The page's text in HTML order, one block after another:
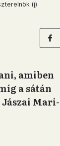
(j)
amiben
a sátán
Mari-